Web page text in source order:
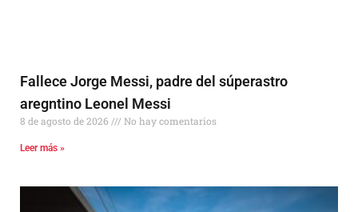
Fallece Jorge Messi, padre del súperastro
aregntino Leonel Messi
8 de agosto de 2026 No hay comentarios
Leer más »